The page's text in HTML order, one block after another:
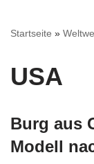
Startseite »
USA
Burg aus
Modell